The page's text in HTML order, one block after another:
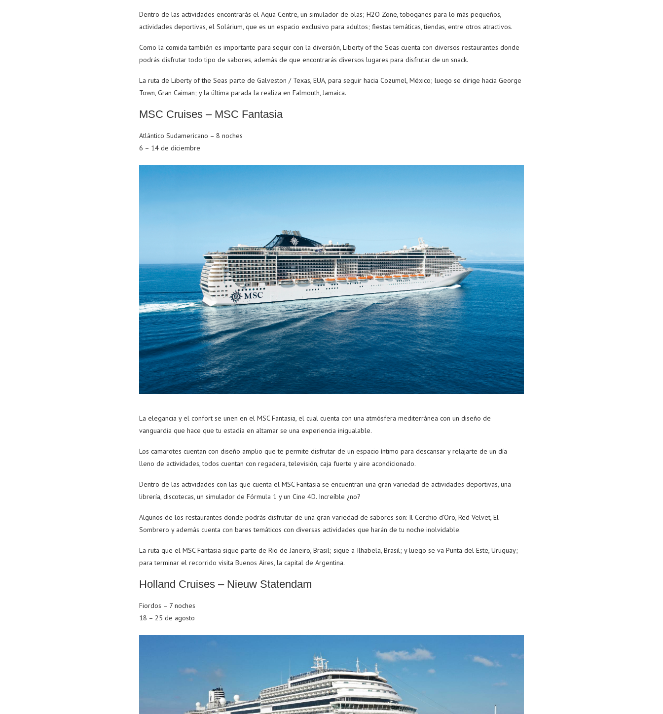
Dentro de las actividades encontrarás el Aqua Centre, un simulador de olas; H2O Zone, toboganes para lo más pequeños,
actividades deportivas, el Solárium, que es un espacio exclusivo para adultos; fiestas temáticas, tiendas, entre otros atractivos.
Como la comida también es importante para seguir con la diversión, Liberty of the Seas cuenta con diversos restaurantes donde
podrás disfrutar todo tipo de sabores, además de que encontrarás diversos lugares para disfrutar de un snack.
La ruta de Liberty of the Seas parte de Galveston / Texas, EUA, para seguir hacia Cozumel, México; luego se dirige hacia George
Town, Gran Caiman; y la última parada la realiza en Falmouth, Jamaica.
MSC Cruises – MSC Fantasia
Atlántico Sudamericano – 8 noches
6 – 14 de diciembre
La elegancia y el confort se unen en el MSC Fantasia, el cual cuenta con una atmósfera mediterránea con un diseño de
vanguardia que hace que tu estadía en altamar se una experiencia inigualable.
Los camarotes cuentan con diseño amplio que te permite disfrutar de un espacio íntimo para descansar y relajarte de un día
lleno de actividades, todos cuentan con regadera, televisión, caja fuerte y aire acondicionado.
Dentro de las actividades con las que cuenta el MSC Fantasia se encuentran una gran variedad de actividades deportivas, una
librería, discotecas, un simulador de Fórmula 1 y un Cine 4D. Increíble ¿no?
Algunos de los restaurantes donde podrás disfrutar de una gran variedad de sabores son: Il Cerchio d’Oro, Red Velvet, El
Sombrero y además cuenta con bares temáticos con diversas actividades que harán de tu noche inolvidable.
La ruta que el MSC Fantasia sigue parte de Rio de Janeiro, Brasil; sigue a Ilhabela, Brasil; y luego se va Punta del Este, Uruguay;
para terminar el recorrido visita Buenos Aires, la capital de Argentina.
Holland Cruises – Nieuw Statendam
Fiordos – 7 noches
18 – 25 de agosto